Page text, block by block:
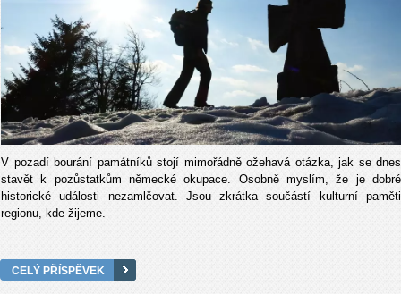
V pozadí bourání památníků stojí mimořádně ožehavá otázka, jak se dnes
stavět k pozůstatkům německé okupace. Osobně myslím, že je dobré
historické události nezamlčovat. Jsou zkrátka součástí kulturní paměti
regionu, kde žijeme.
CELÝ PŘÍSPĚVEK